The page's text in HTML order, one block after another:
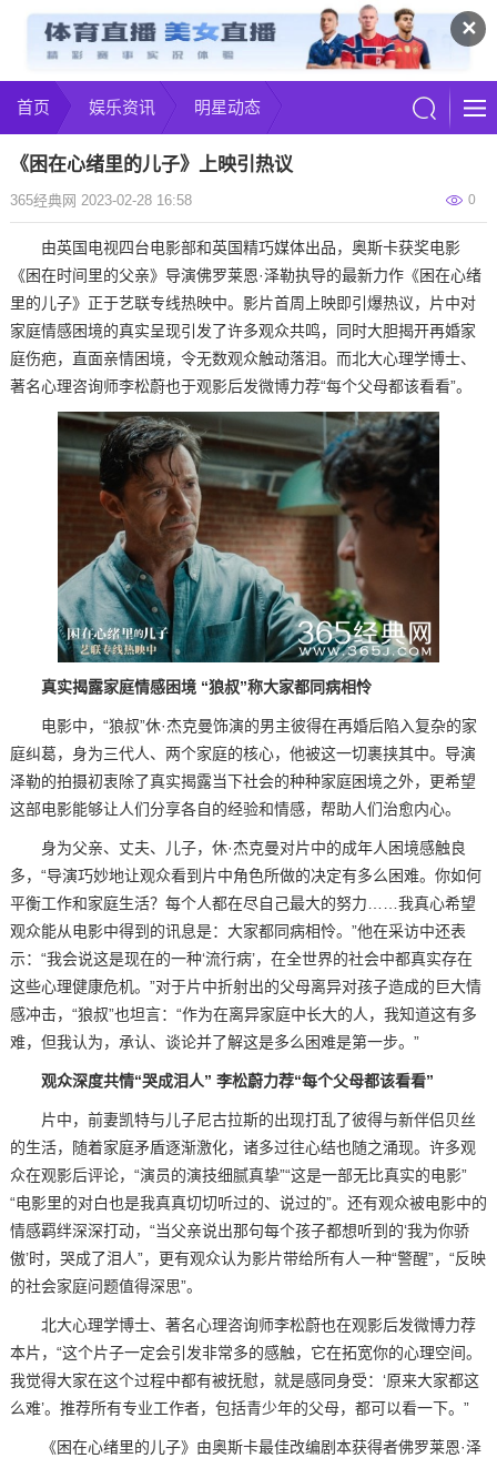
✕
首页 娱乐资讯 明星动态
《困在心绪里的儿子》上映引热议
0
365经典网 2023-02-28 16:58
由英国电视四台电影部和英国精巧媒体出品，奥斯卡获奖电影
《困在时间里的父亲》导演佛罗莱恩·泽勒执导的最新力作《困在心绪
里的儿子》正于艺联专线热映中。影片首周上映即引爆热议，片中对
家庭情感困境的真实呈现引发了许多观众共鸣，同时大胆揭开再婚家
庭伤疤，直面亲情困境，令无数观众触动落泪。而北大心理学博士、
著名心理咨询师李松蔚也于观影后发微博力荐“每个父母都该看看”。
真实揭露家庭情感困境 “狼叔”称大家都同病相怜
电影中，“狼叔”休·杰克曼饰演的男主彼得在再婚后陷入复杂的家
庭纠葛，身为三代人、两个家庭的核心，他被这一切裹挟其中。导演
泽勒的拍摄初衷除了真实揭露当下社会的种种家庭困境之外，更希望
这部电影能够让人们分享各自的经验和情感，帮助人们治愈内心。
身为父亲、丈夫、儿子，休·杰克曼对片中的成年人困境感触良
多，“导演巧妙地让观众看到片中角色所做的决定有多么困难。你如何
平衡工作和家庭生活？每个人都在尽自己最大的努力……我真心希望
观众能从电影中得到的讯息是：大家都同病相怜。”他在采访中还表
示：“我会说这是现在的一种‘流行病’，在全世界的社会中都真实存在
这些心理健康危机。”对于片中折射出的父母离异对孩子造成的巨大情
感冲击，“狼叔”也坦言：“作为在离异家庭中长大的人，我知道这有多
难，但我认为，承认、谈论并了解这是多么困难是第一步。”
观众深度共情“哭成泪人” 李松蔚力荐“每个父母都该看看”
片中，前妻凯特与儿子尼古拉斯的出现打乱了彼得与新伴侣贝丝
的生活，随着家庭矛盾逐渐激化，诸多过往心结也随之涌现。许多观
众在观影后评论，“演员的演技细腻真挚”“这是一部无比真实的电影”
“电影里的对白也是我真真切切听过的、说过的”。还有观众被电影中的
情感羁绊深深打动，“当父亲说出那句每个孩子都想听到的‘我为你骄
傲’时，哭成了泪人”，更有观众认为影片带给所有人一种“警醒”，“反映
的社会家庭问题值得深思”。
北大心理学博士、著名心理咨询师李松蔚也在观影后发微博力荐
本片，“这个片子一定会引发非常多的感触，它在拓宽你的心理空间。
我觉得大家在这个过程中都有被抚慰，就是感同身受：‘原来大家都这
么难’。推荐所有专业工作者，包括青少年的父母，都可以看一下。”
《困在心绪里的儿子》由奥斯卡最佳改编剧本获得者佛罗莱恩·泽